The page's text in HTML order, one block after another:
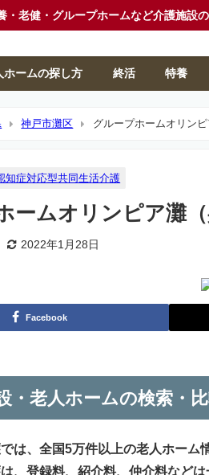
・老健・グループホームなど介護施設
ホームの探し方 終活 特養
神戸市灘区 グループホームオリン
知症対応型共同生活介護
ームオリンピア灘（
2022年1月28日
Facebook
・老人ホームの検索・
は、全国5万件以上の老人ホーム
、登録料、紹介料、仲介料など